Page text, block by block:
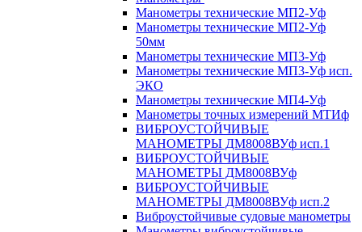
Манометры технические МП2-Уф
Манометры технические МП2-Уф
50мм
Манометры технические МП3-Уф
Манометры технические МП3-Уф исп.
ЭКО
Манометры технические МП4-Уф
Манометры точных измерений МТИф
ВИБРОУСТОЙЧИВЫЕ
МАНОМЕТРЫ ДМ8008ВУф исп.1
ВИБРОУСТОЙЧИВЫЕ
МАНОМЕТРЫ ДМ8008ВУф
ВИБРОУСТОЙЧИВЫЕ
МАНОМЕТРЫ ДМ8008ВУф исп.2
Виброустойчивые судовые манометры